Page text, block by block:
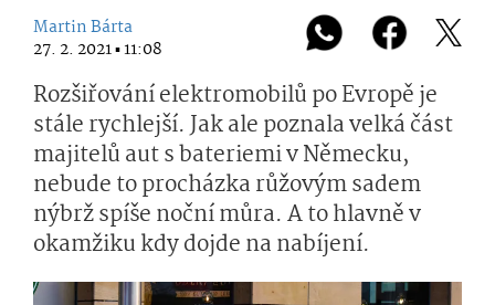
Martin Bárta
27. 2. 2021 ▪ 11:08
Rozšiřování elektromobilů po Evropě je
stále rychlejší. Jak ale poznala velká část
majitelů aut s bateriemi v Německu,
nebude to procházka růžovým sadem
nýbrž spíše noční můra. A to hlavně v
okamžiku kdy dojde na nabíjení.